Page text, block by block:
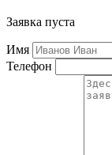
Заявка пуста
Имя
Телефон